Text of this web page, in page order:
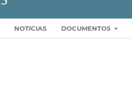
NOTICIAS DOCUMENTOS